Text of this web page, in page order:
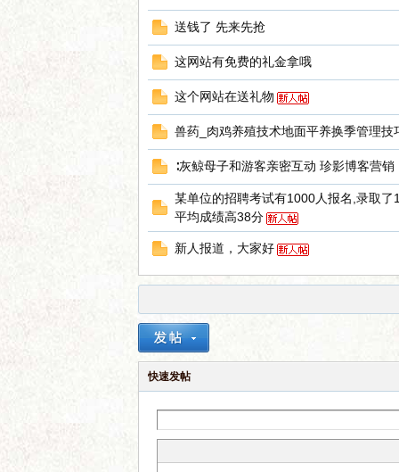
送钱了 先来先抢
这网站有免费的礼金拿哦
这个网站在送礼物
兽药_肉鸡养殖技术地面平养换季管理技
∶灰鲸母子和游客亲密互动 珍影博客营销
某单位的招聘考试有1000人报名,录取
平均成绩高38分
新人报道，大家好
快速发帖